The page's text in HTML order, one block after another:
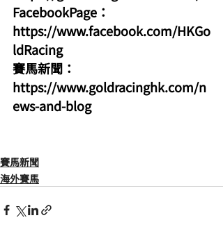
FacebookPage：
https://www.facebook.com/HKGo
ldRacing
賽馬新聞：
https://www.goldracinghk.com/n
ews-and-blog
賽馬新聞
海外賽馬